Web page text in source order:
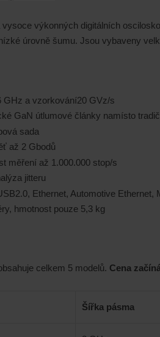
vysoce výkonných digitálních
úrovně šumu. Jsou vybaveny
GHz a vzorkování20 GVz/s
GaN útlumové články namísto
sada
až 2 Gbodů
měření až 1.000.000 stop/s
jitteru
Ethernet, Automotive Ethernet,
hmotnost pouze 5,3 kg
celkem 5 modelů. Cena
Šířka pásma